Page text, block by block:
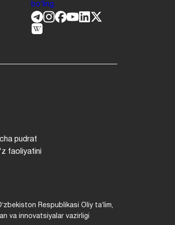
boʻling.
pudrat
faoliyatini
Respublikasi Oliy taʼlim,
va innovatsiyalar vazirligi